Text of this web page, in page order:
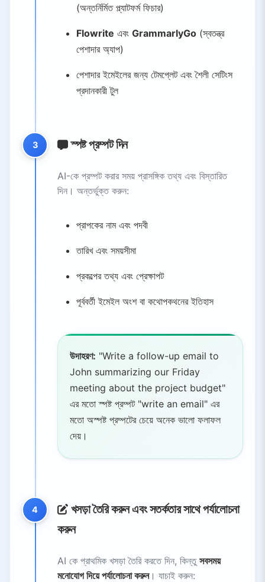
মানব দক্ষতার সাথে ভারসাম্য রাখুন
(অন্তর্নির্মিত প্ল্যাটফর্ম ফিচার)
Flowrite এবং GrammarlyGo (স্বতন্ত্র
পেশাদার অ্যাপ)
পেশাদার ইমেইলের জন্য টেমপ্লেট এবং শৈলী সেটিংস
প্রদানকারী টুল
3 স্পষ্ট প্রম্পট দিন
AI-কে প্রম্পট করার সময় প্রাসঙ্গিক তথ্য এবং বিস্তারিত
দিন। অন্তর্ভুক্ত করুন:
প্রাপকের নাম এবং পদবী
তারিখ এবং সময়সীমা
প্রকল্পের তথ্য এবং প্রেক্ষাপট
পূর্ববর্তী ইমেইল অংশ বা কথোপকথনের ইতিহাস
উদাহরণ: "Write a follow-up email to
John summarizing our Friday
meeting about the project budget"
এর মতো স্পষ্ট প্রম্পট "write an email" এর
মতো অস্পষ্ট প্রম্পটের চেয়ে অনেক ভালো ফলাফল
দেয়।
4
খসড়া তৈরি করুন এবং সতর্কতার সাথে পর্যালোচনা
করুন
AI কে প্রাথমিক খসড়া তৈরি করতে দিন, কিন্তু সবসময়
মনোযোগ দিয়ে পর্যালোচনা করুন। যাচাই করুন: